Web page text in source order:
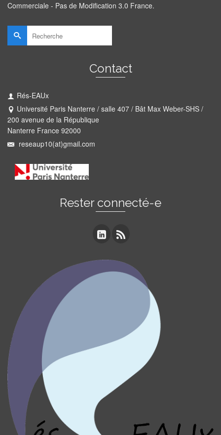
Commerciale - Pas de Modification 3.0 France.
Rechercher :
Contact
Rés-EAUx
Université Paris Nanterre / salle 407 / Bât Max Weber-SHS /
200 avenue de la République
Nanterre France 92000
reseaup10(at)gmail.com
Rester connecté-e